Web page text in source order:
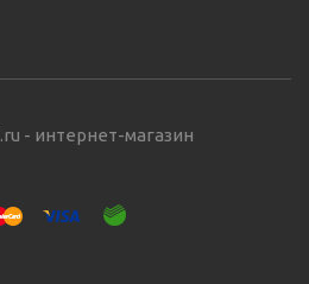
- интернет-магазин